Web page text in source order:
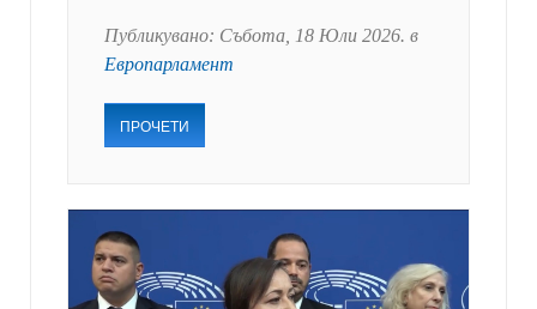
Публикувано: Събота, 18 Юли 2026. в
Европарламент
ПРОЧЕТИ